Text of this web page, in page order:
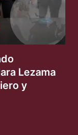
Lezama
y